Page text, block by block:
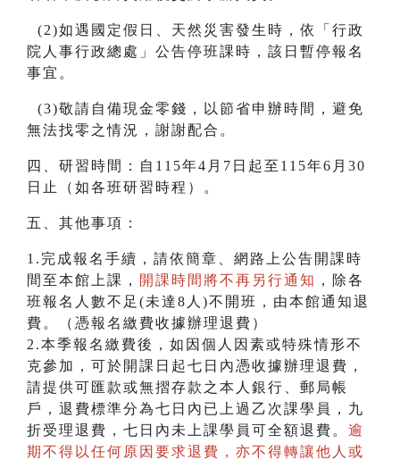
(2)如遇國定假日、天然災害發生時，依「行政
院人事行政總處」公告停班課時，該日暫停報名
事宜。
(3)敬請自備現金零錢，以節省申辦時間，避免
無法找零之情況，謝謝配合。
四、研習時間：自115年4月7日起至115年6月30
日止（如各班研習時程）。
五、其他事項：
1.完成報名手續，請依簡章、網路上公告開課時
間至本館上課，
開課時間將不再另行通知 ，除各
班報名人數不足(未達8人)不開班，由本館通知退
費。（憑報名繳費收據辦理退費）
2.本季報名繳費後，如因個人因素或特殊情形不
克參加，可於開課日起七日內憑收據辦理退費，
請提供可匯款或無摺存款之本人銀行、郵局帳
戶，退費標準分為七日內已上過乙次課學員，九
折受理退費，七日內未上課學員可全額退費。 逾
期不得以任何原因要求退費，亦不得轉讓他人或